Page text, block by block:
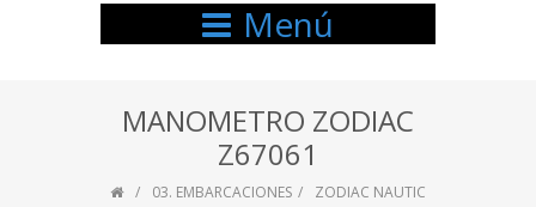
Menú
MANOMETRO ZODIAC
Z67061
03. EMBARCACIONES
ZODIAC NAUTIC